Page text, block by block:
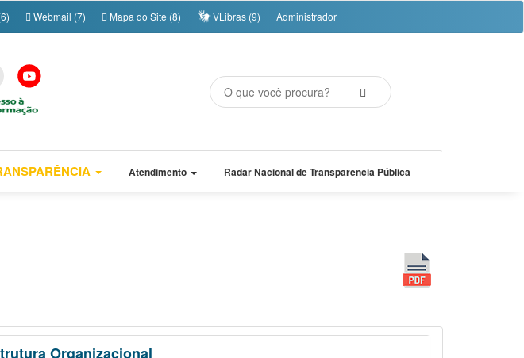
Webmail (7) Mapa do Site (8) VLibras (9) Administrador
Atendimento Radar Nacional de Transparência Pública
Organizacional